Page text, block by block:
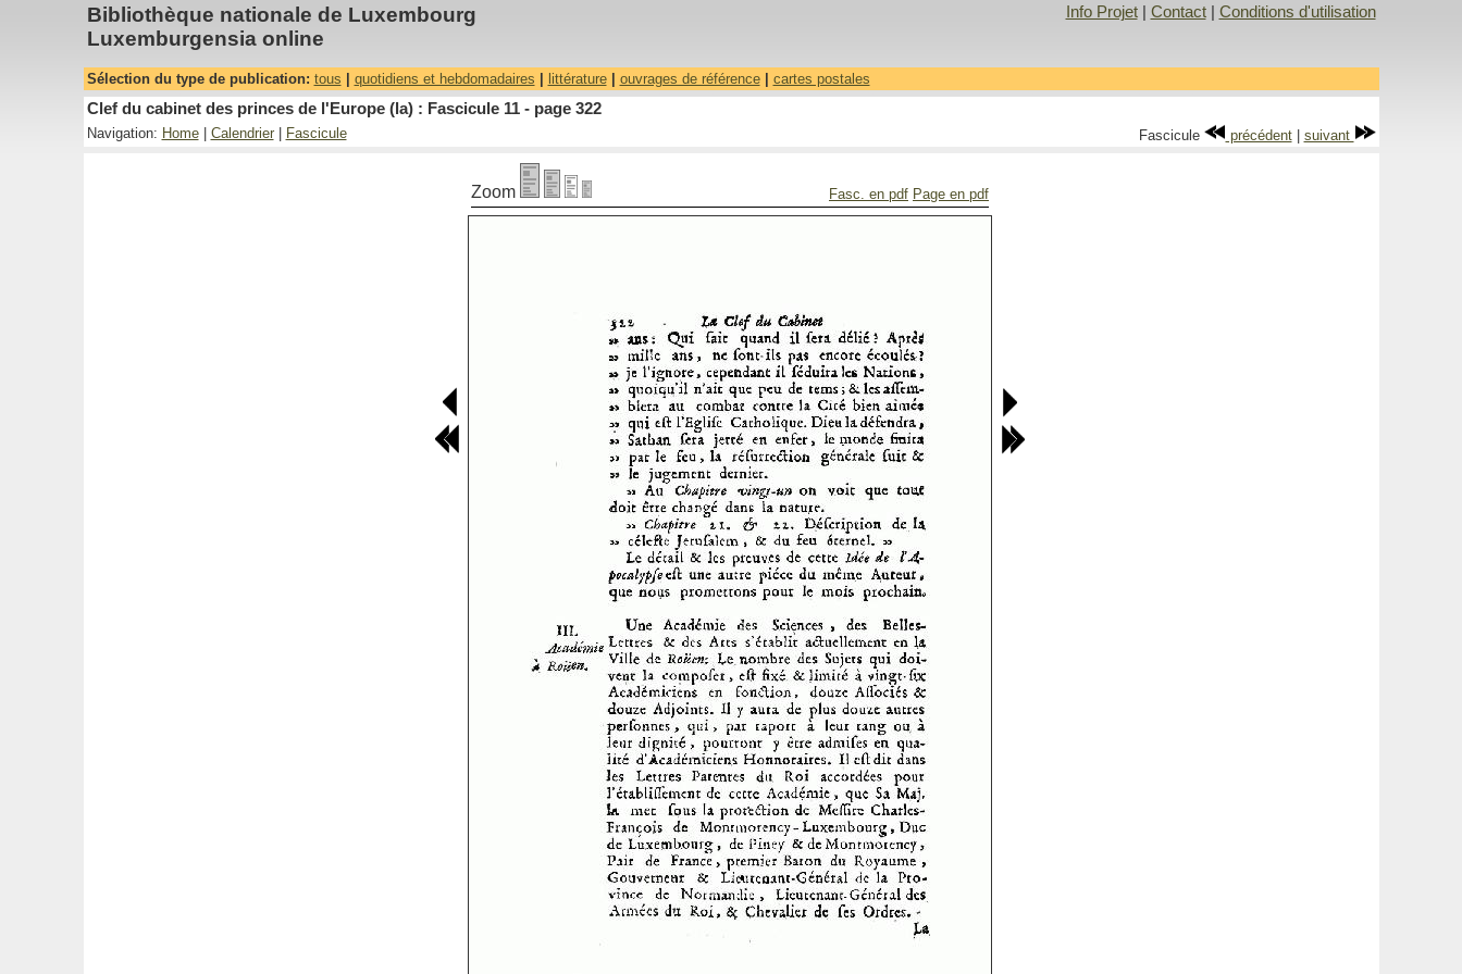
Bibliothèque nationale de Luxembourg
Luxemburgensia online
Info Projet| Contact| Conditions d'utilisation
Sélection du type de publication: tous quotidiens et hebdomadaires littérature| ouvrages de référence| cartes postales
Clef du cabinet des princes de l'Europe (la) : Fascicule 11 - page 322
Navigation: Home| Calendrier| Fascicule Fascicule précédent| suivant
Zoom Fasc. en pdf Page en pdf